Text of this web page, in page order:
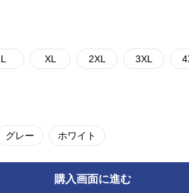
L XL 2XL 3XL
グレー ホワイト
購入画面に進む